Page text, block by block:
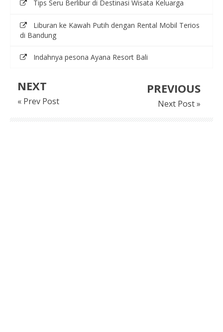
Tips Seru Berlibur di Destinasi Wisata Keluarga
Liburan ke Kawah Putih dengan Rental Mobil Terios
di Bandung
Indahnya pesona Ayana Resort Bali
NEXT
« Prev Post
PREVIOUS
Next Post »